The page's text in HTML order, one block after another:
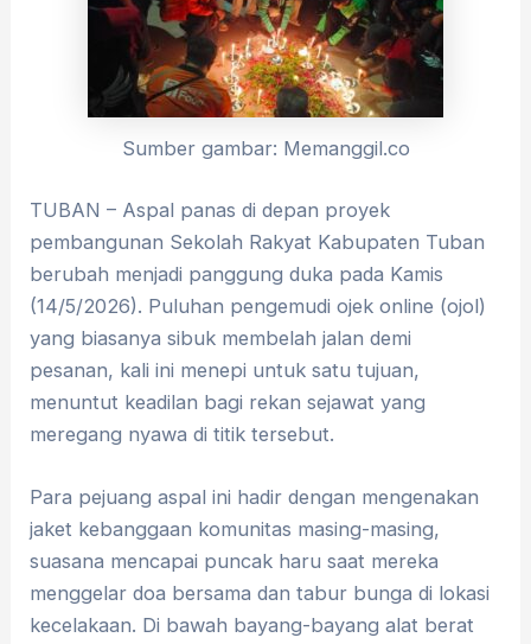
Sumber gambar: Memanggil.co
TUBAN – Aspal panas di depan proyek
pembangunan Sekolah Rakyat Kabupaten Tuban
berubah menjadi panggung duka pada Kamis
(14/5/2026). Puluhan pengemudi ojek online (ojol)
yang biasanya sibuk membelah jalan demi
pesanan, kali ini menepi untuk satu tujuan,
menuntut keadilan bagi rekan sejawat yang
meregang nyawa di titik tersebut.
​Para pejuang aspal ini hadir dengan mengenakan
jaket kebanggaan komunitas masing-masing,
suasana mencapai puncak haru saat mereka
menggelar doa bersama dan tabur bunga di lokasi
kecelakaan. Di bawah bayang-bayang alat berat